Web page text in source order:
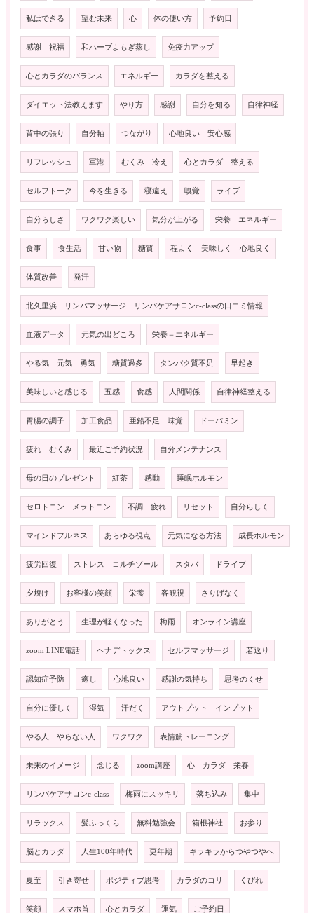
私はできる 望む未来 心 体の使い方 予約日
感謝 祝福 和ハーブよもぎ蒸し 免疫力アップ
心とカラダのバランス エネルギー カラダを整える
ダイエット法教えます やり方 感謝 自分を知る 自律神経
背中の張り 自分軸 つながり 心地良い 安心感
リフレッシュ 軍港 むくみ 冷え 心とカラダ 整える
セルフトーク 今を生きる 寝違え 嗅覚 ライブ
自分らしさ ワクワク楽しい 気分が上がる 栄養 エネルギー
食事 食生活 甘い物 糖質 程よく 美味しく 心地良く
体質改善 発汗
北久里浜 リンパマッサージ リンパケアサロンc-classの口コミ情報
血液データ 元気の出どころ 栄養＝エネルギー
やる気 元気 勇気 糖質過多 タンパク質不足 早起き
美味しいと感じる 五感 食感 人間関係 自律神経整える
胃腸の調子 加工食品 亜鉛不足 味覚 ドーパミン
疲れ むくみ 最近ご予約状況 自分メンテナンス
母の日のプレゼント 紅茶 感動 睡眠ホルモン
セロトニン メラトニン 不調 疲れ リセット 自分らしく
マインドフルネス あらゆる視点 元気になる方法 成長ホルモン
疲労回復 ストレス コルチゾール スタバ ドライブ
夕焼け お客様の笑顔 栄養 客観視 さりげなく
ありがとう 生理が軽くなった 梅雨 オンライン講座
zoom LINE電話 ヘナデトックス セルフマッサージ 若返り
認知症予防 癒し 心地良い 感謝の気持ち 思考のくせ
自分に優しく 湿気 汗だく アウトプット インプット
やる人 やらない人 ワクワク 表情筋トレーニング
未来のイメージ 念じる zoom講座 心 カラダ 栄養
リンパケアサロンc-class 梅雨にスッキリ 落ち込み 集中
リラックス 髪ふっくら 無料勉強会 箱根神社 お参り
脳とカラダ 人生100年時代 更年期 キラキラからつやつやへ
夏至 引き寄せ ポジティブ思考 カラダのコリ くびれ
笑顔 スマホ首 心とカラダ 運気 ご予約日